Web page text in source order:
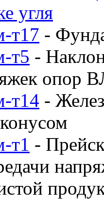
угля
т17 -
т5 -
опор
т14 -
т1 -